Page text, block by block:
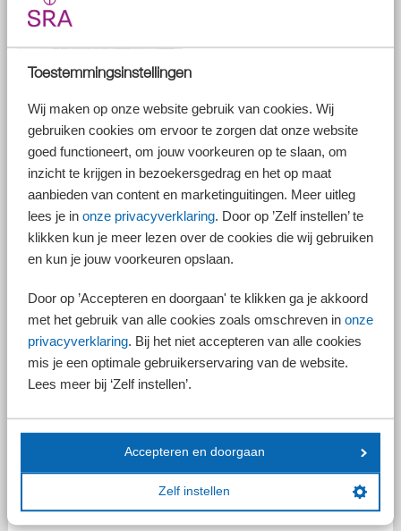
Toestemmingsinstellingen
Wij maken op onze website gebruik van cookies. Wij
gebruiken cookies om ervoor te zorgen dat onze website
goed functioneert, om jouw voorkeuren op te slaan, om
inzicht te krijgen in bezoekersgedrag en het op maat
aanbieden van content en marketinguitingen. Meer uitleg
lees je in onze privacyverklaring. Door op ’Zelf instellen’ te
klikken kun je meer lezen over de cookies die wij gebruiken
en kun je jouw voorkeuren opslaan.
Door op ’Accepteren en doorgaan' te klikken ga je akkoord
met het gebruik van alle cookies zoals omschreven in onze
privacyverklaring. Bij het niet accepteren van alle cookies
mis je een optimale gebruikerservaring van de website.
Lees meer bij ‘Zelf instellen’.
Accepteren en doorgaan
Zelf instellen
Meer richten op hoge risico’s
In de praktijk betekent dit dat poortwachters zich meer moeten richten op
hoge(re) risico’s. Allerlei onnodige vragen aan burgers kunnen daarmee
worden vermeden. Ook moet het eenvoudiger worden een
bankrekening te openen. Bij grotere risico-gevallen moet het onderzoek
naar de cliënt juist intensiever zijn.
Europese anti-witwasregels
Het kabinet wil de Europese anti-witwasregels zodanig uitvoeren dat
zal het toezicht door toezichthouders, zoals De Nederlandse Bank, meer
risicogericht worden.
Regels te strikt gehandhaafd
Poortwachters handhaven in bepaalde gevallen de regels te strikt.
Daarom zijn er standaarden opgesteld om dit te kunnen beperken. Dit
overbodige vragen te voorkomen. In dit kader zullen banken ook worden